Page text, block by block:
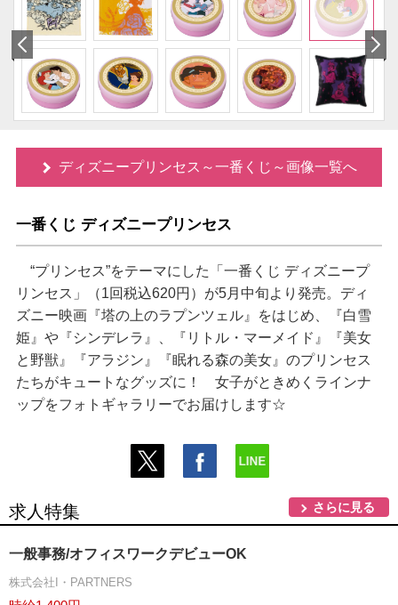
ディズニープリンセス～一番くじ～画像一覧へ
一番くじ ディズニープリンセス
“プリンセス”をテーマにした「一番くじ ディズニープ
リンセス」（1回税込620円）が5月中旬より発売。ディ
ズニー映画『塔の上のラプンツェル』をはじめ、『白雪
姫』や『シンデレラ』、『リトル・マーメイド』『美女
と野獣』『アラジン』『眠れる森の美女』のプリンセス
たちがキュートなグッズに！ 女子がときめくラインナ
ップをフォトギャラリーでお届けします☆
求人特集 さらに見る
一般事務/オフィスワークデビューOK
株式会社I・PARTNERS